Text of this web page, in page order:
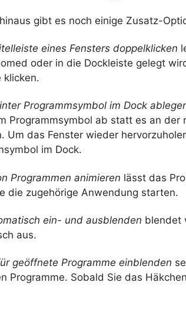
gibt es noch einige Zusatz-
eines Fensters doppelklicken
oder in die Dockleiste gelegt
klicken.
Programmsymbol im Dock
Programmsymbol ab statt es an der
Um das Fenster wieder
im Dock.
Programmen animieren lässt das
die zugehörige Anwendung starten.
ein- und ausblenden blendet
aus.
geöffnete Programme einblenden
Programme. Sobald Sie das